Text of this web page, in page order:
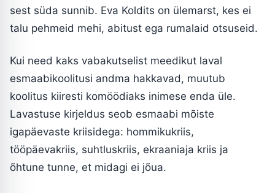
sest süda sunnib. Eva Koldits on ülemarst, kes ei
talu pehmeid mehi, abitust ega rumalaid otsuseid.
Kui need kaks vabakutselist meedikut laval
esmaabikoolitusi andma hakkavad, muutub
koolitus kiiresti komöödiaks inimese enda üle.
Lavastuse kirjeldus seob esmaabi mõiste
igapäevaste kriisidega: hommikukriis,
tööpäevakriis, suhtluskriis, ekraaniaja kriis ja
õhtune tunne, et midagi ei jõua.